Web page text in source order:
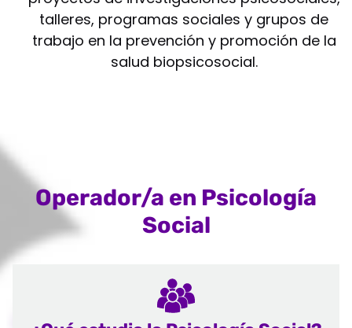
talleres, programas sociales y grupos de
trabajo en la prevención y promoción de la
salud biopsicosocial.
Operador/a en Psicología
Social